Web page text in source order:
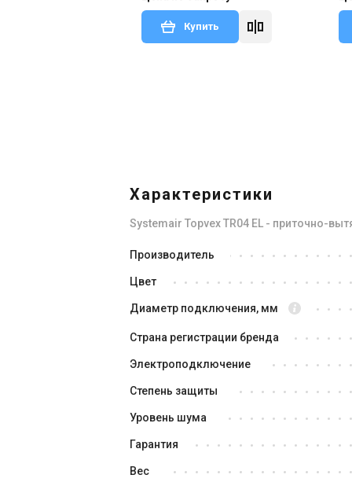
Купить
Systemair Topvex TR03 HWL-L-CAV
Цена по запросу
Снят с производства
Характеристики
Systemair Topvex TR04 EL - приточно-
Производитель
Цвет
Диаметр подключения, мм
Страна регистрации бренда
Электроподключение
Степень защиты
Уровень шума
Гарантия
Вес